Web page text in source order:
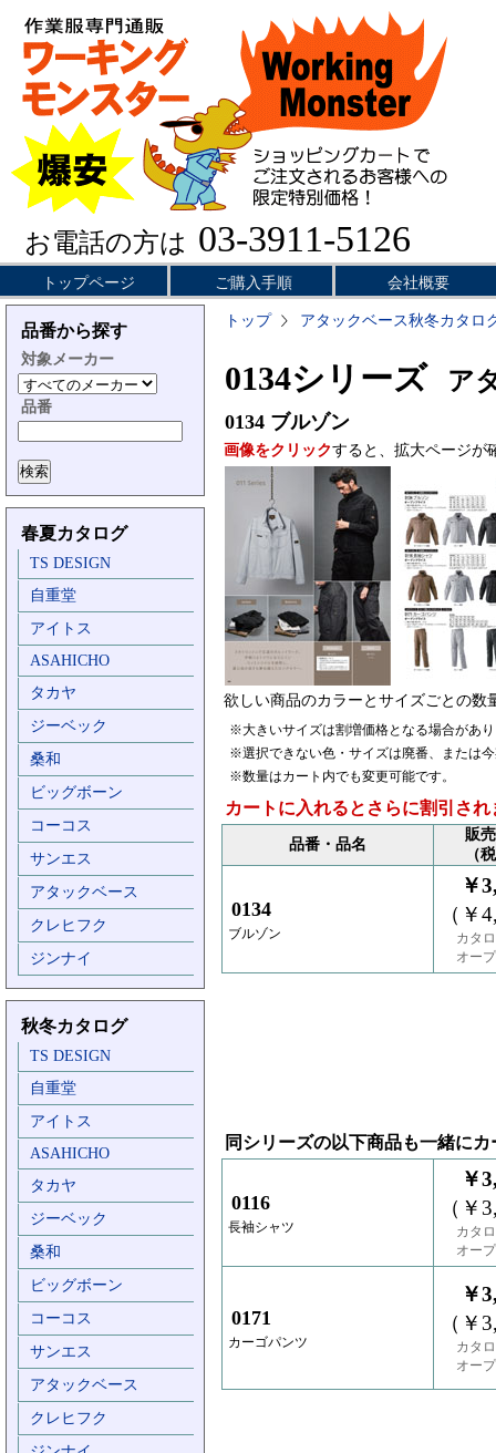
お電話の方は 03-3911-5126
トップページ ご購入手順 会社概要
品番から探す
対象メーカー
品番
春夏カタログ
TS DESIGN
自重堂
アイトス
ASAHICHO
タカヤ
ジーベック
桑和
ビッグボーン
コーコス
サンエス
アタックベース
クレヒフク
ジンナイ
秋冬カタログ
TS DESIGN
自重堂
アイトス
ASAHICHO
タカヤ
ジーベック
桑和
ビッグボーン
コーコス
サンエス
アタックベース
クレヒフク
トップ アタックベース秋冬カタロ
0134シリーズ ア
0134 ブルゾン
画像をクリックすると、拡大ページが
欲しい商品のカラーとサイズごとの数
※大きいサイズは割増価格となる場合があ
※選択できない色・サイズは廃番、または
※数量はカート内でも変更可能です。
カートに入れるとさらに割引され
品番・品名
販
（
0134
ブルゾン
￥
（￥
カタ
オー
同シリーズの以下商品も一緒に
0116
長袖シャツ
￥
（￥
カタ
オー
0171
カーゴパンツ
￥
（￥
カタ
オー